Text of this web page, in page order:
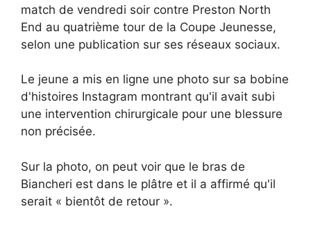
match de vendredi soir contre Preston North
End au quatrième tour de la Coupe Jeunesse,
selon une publication sur ses réseaux sociaux.
Le jeune a mis en ligne une photo sur sa bobine
d'histoires Instagram montrant qu'il avait subi
une intervention chirurgicale pour une blessure
non précisée.
Sur la photo, on peut voir que le bras de
Biancheri est dans le plâtre et il a affirmé qu'il
serait « bientôt de retour ».